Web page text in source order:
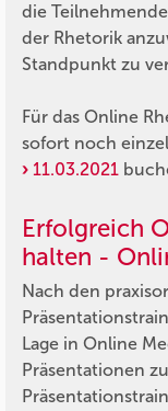
die
der Rhetorik
Standpunkt zu
Für das Online
sofort noch
11.03.2021
Erfolgreich
halten -
Nach den
Lage in Online
Präsentationen